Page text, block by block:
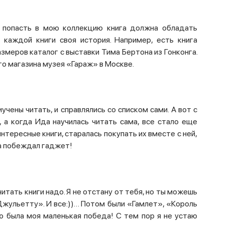
в мою коллекцию книга должна обладать
каждой книги своя история. Например, есть книга
каталог с выставки Тима Бертона из Гонконга.
магазина музея «Гараж» в Москве.
читать, и справлялись со списком сами. А вот с
когда Ида научилась читать сама, все стало еще
книги, старалась покупать их вместе с ней,
побеждал гаджет!
книги надо. Я не отстану от тебя, но ты можешь
И все:))… Потом были «Гамлет», «Король
была моя маленькая победа! С тем пор я не устаю